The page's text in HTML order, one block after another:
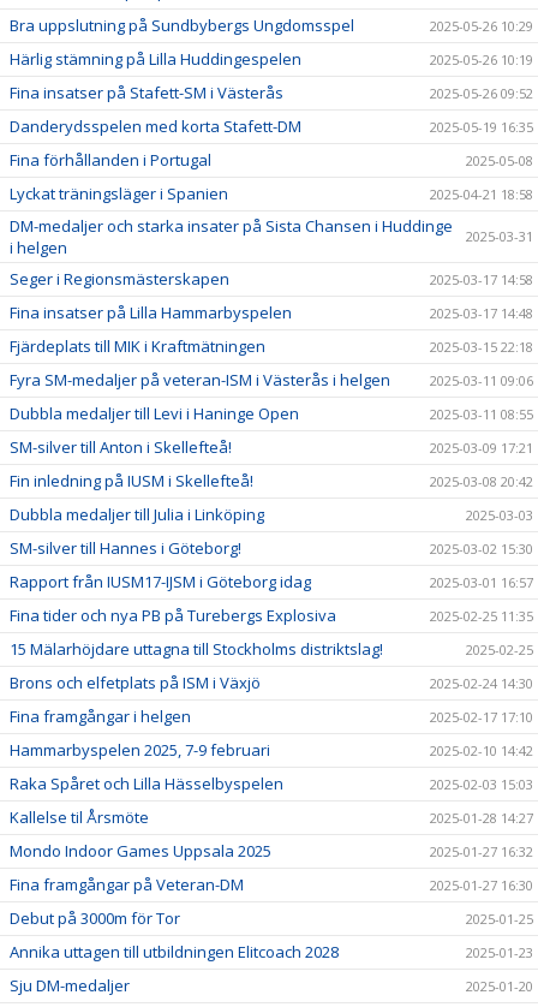
Bra uppslutning på Sundbybergs Ungdomsspel 2025-05-26 10:29
Härlig stämning på Lilla Huddingespelen 2025-05-26 10:19
Fina insatser på Stafett-SM i Västerås 2025-05-26 09:52
Danderydsspelen med korta Stafett-DM 2025-05-19 16:35
Fina förhållanden i Portugal 2025-05-08
Lyckat träningsläger i Spanien 2025-04-21 18:58
DM-medaljer och starka insater på Sista Chansen i Huddinge
i helgen
2025-03-31
Seger i Regionsmästerskapen 2025-03-17 14:58
Fina insatser på Lilla Hammarbyspelen 2025-03-17 14:48
Fjärdeplats till MIK i Kraftmätningen 2025-03-15 22:18
Fyra SM-medaljer på veteran-ISM i Västerås i helgen 2025-03-11 09:06
Dubbla medaljer till Levi i Haninge Open 2025-03-11 08:55
SM-silver till Anton i Skellefteå! 2025-03-09 17:21
Fin inledning på IUSM i Skellefteå! 2025-03-08 20:42
Dubbla medaljer till Julia i Linköping 2025-03-03
SM-silver till Hannes i Göteborg! 2025-03-02 15:30
Rapport från IUSM17-IJSM i Göteborg idag 2025-03-01 16:57
Fina tider och nya PB på Turebergs Explosiva 2025-02-25 11:35
15 Mälarhöjdare uttagna till Stockholms distriktslag! 2025-02-25
Brons och elfetplats på ISM i Växjö 2025-02-24 14:30
Fina framgångar i helgen 2025-02-17 17:10
Hammarbyspelen 2025, 7-9 februari 2025-02-10 14:42
Raka Spåret och Lilla Hässelbyspelen 2025-02-03 15:03
Kallelse til Årsmöte 2025-01-28 14:27
Mondo Indoor Games Uppsala 2025 2025-01-27 16:32
Fina framgångar på Veteran-DM 2025-01-27 16:30
Debut på 3000m för Tor 2025-01-25
Annika uttagen till utbildningen Elitcoach 2028 2025-01-23
Sju DM-medaljer 2025-01-20